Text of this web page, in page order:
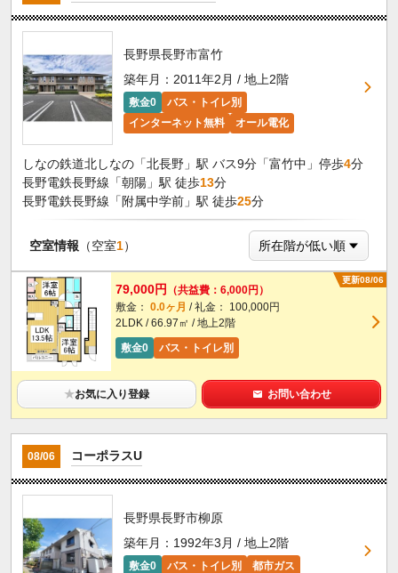
長野県長野市富竹
築年月：2011年2月 / 地上2階
敷金0
バス・トイレ別
インターネット無料
オール電化
しなの鉄道北しなの「北長野」駅 バス9分「富竹中」停歩4分
長野電鉄長野線「朝陽」駅 徒歩13分
長野電鉄長野線「附属中学前」駅 徒歩25分
空室情報 （空室1）
更新08/06
79,000円
（共益費：6,000円）
敷金： 0.0ヶ月 / 礼金： 100,000円
2LDK / 66.97㎡ / 地上2階
敷金0
バス・トイレ別
★お気に入り登録 お問い合わせ
08/06 コーポラスU
長野県長野市柳原
築年月：1992年3月 / 地上2階
敷金0 バス・トイレ別
都市ガス